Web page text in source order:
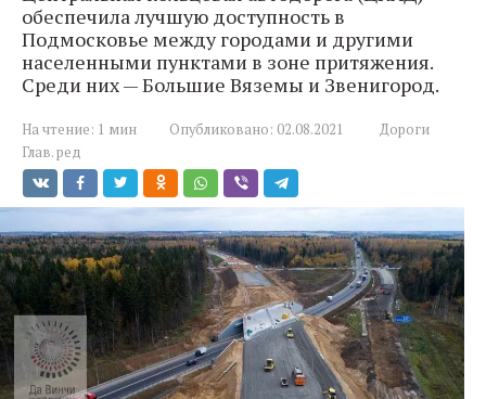
обеспечила лучшую доступность в
Подмосковье между городами и другими
населенными пунктами в зоне притяжения.
Среди них — Большие Вяземы и Звенигород.
На чтение: 1 мин Опубликовано: 02.08.2021
Дороги
Глав. ред